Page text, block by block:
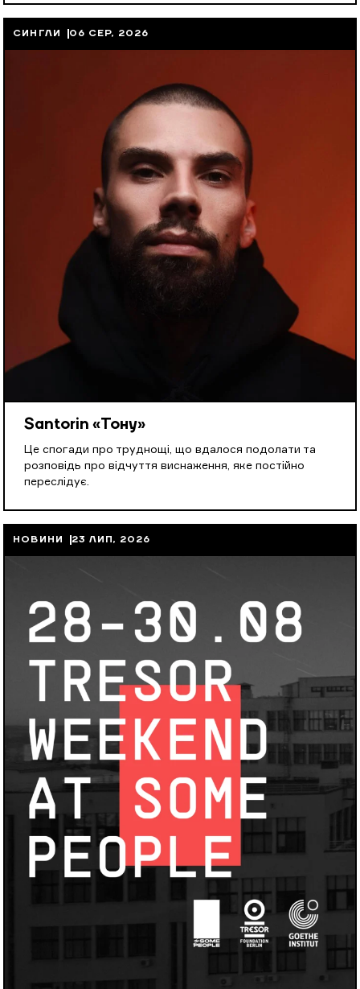
СИНГЛИ 06 СЕР, 2026
Santorin «Тону»
Це спогади про труднощі, що вдалося подолати та
розповідь про відчуття виснаження, яке постійно
переслідує.
НОВИНИ 23 ЛИП, 2026